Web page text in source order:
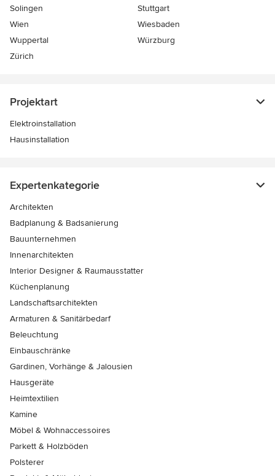
Solingen
Stuttgart
Wien
Wiesbaden
Wuppertal
Würzburg
Zürich
Projektart
Elektroinstallation
Hausinstallation
Expertenkategorie
Architekten
Badplanung & Badsanierung
Bauunternehmen
Innenarchitekten
Interior Designer & Raumausstatter
Küchenplanung
Landschaftsarchitekten
Armaturen & Sanitärbedarf
Beleuchtung
Einbauschränke
Gardinen, Vorhänge & Jalousien
Hausgeräte
Heimtextilien
Kamine
Möbel & Wohnaccessoires
Parkett & Holzböden
Polsterer